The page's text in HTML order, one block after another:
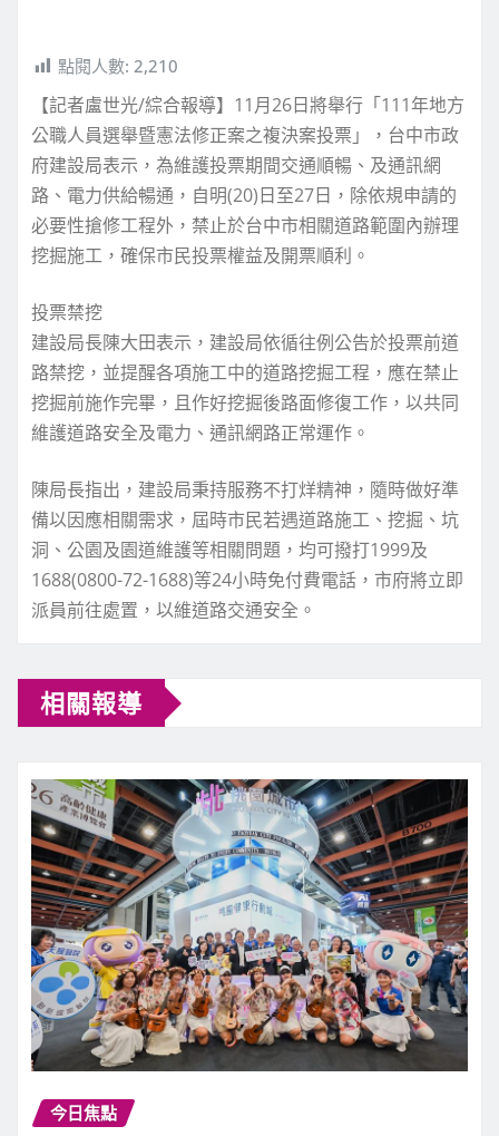
點閱人數: 2,210
【記者盧世光/綜合報導】11月26日將舉行「111年地方
公職人員選舉暨憲法修正案之複決案投票」，台中市政
府建設局表示，為維護投票期間交通順暢、及通訊網
路、電力供給暢通，自明(20)日至27日，除依規申請的
必要性搶修工程外，禁止於台中市相關道路範圍內辦理
挖掘施工，確保市民投票權益及開票順利。
投票禁挖
建設局長陳大田表示，建設局依循往例公告於投票前道
路禁挖，並提醒各項施工中的道路挖掘工程，應在禁止
挖掘前施作完畢，且作好挖掘後路面修復工作，以共同
維護道路安全及電力、通訊網路正常運作。
陳局長指出，建設局秉持服務不打烊精神，隨時做好準
備以因應相關需求，屆時市民若遇道路施工、挖掘、坑
洞、公園及園道維護等相關問題，均可撥打1999及
1688(0800-72-1688)等24小時免付費電話，市府將立即
派員前往處置，以維道路交通安全。
相關報導
今日焦點